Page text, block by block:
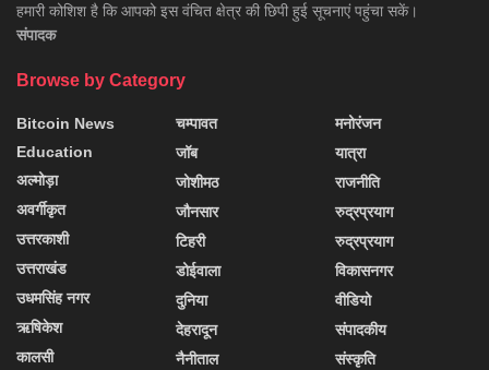
हमारी कोशिश है कि आपको इस वंचित क्षेत्र की छिपी हुई सूचनाएं पहुंचा सकें।
संपादक
Browse by Category
Bitcoin News
Education
अल्मोड़ा
अवर्गीकृत
उत्तरकाशी
उत्तराखंड
उधमसिंह नगर
ऋषिकेश
कालसी
चम्पावत
जॉब
जोशीमठ
जौनसार
टिहरी
डोईवाला
दुनिया
देहरादून
नैनीताल
मनोरंजन
यात्रा
राजनीति
रुद्रप्रयाग
रुद्रप्रयाग
विकासनगर
वीडियो
संपादकीय
संस्कृति